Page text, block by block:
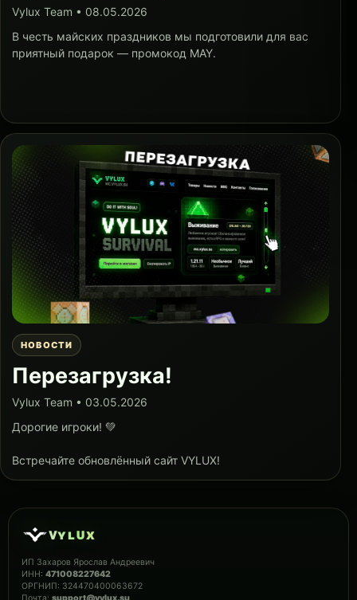
Vylux Team • 08.05.2026
В честь майских праздников мы подготовили для вас
приятный подарок — промокод MAY.
НОВОСТИ
Перезагрузка!
Vylux Team • 03.05.2026
Дорогие игроки! 💚
Встречайте обновлённый сайт VYLUX!
ᴠʏʟᴜx
ИП Захаров Ярослав Андреевич
ИНН: 471008227642
ОРГНИП: 324470400063672